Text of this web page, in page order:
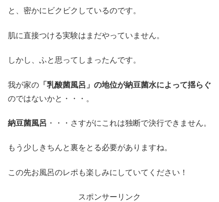
と、密かにビクビクしているのです。
肌に直接つける実験はまだやっていません。
しかし、ふと思ってしまったんです。
我が家の 「乳酸菌風呂」の地位が納豆菌水によって揺らぐ
のではないかと・・・。
納豆菌風呂 ・・・さすがにこれは独断で決行できません。
もう少しきちんと裏をとる必要がありますね。
この先お風呂のレポも楽しみにしていてください！
スポンサーリンク